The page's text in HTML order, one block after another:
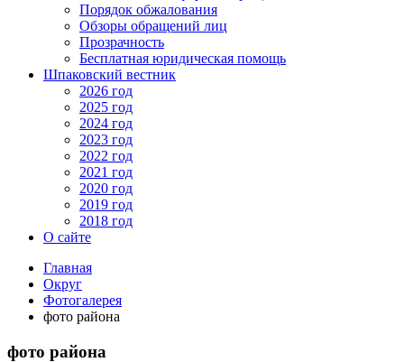
Порядок обжалования
Обзоры обращений лиц
Прозрачность
Бесплатная юридическая помощь
Шпаковский вестник
2026 год
2025 год
2024 год
2023 год
2022 год
2021 год
2020 год
2019 год
2018 год
О сайте
Главная
Округ
Фотогалерея
фото района
фото района